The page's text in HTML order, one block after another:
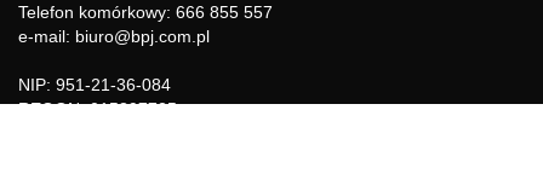
Telefon komórkowy: 666 855 557
e-mail: biuro@bpj.com.pl
NIP: 951-21-36-084
REGON: 015897725